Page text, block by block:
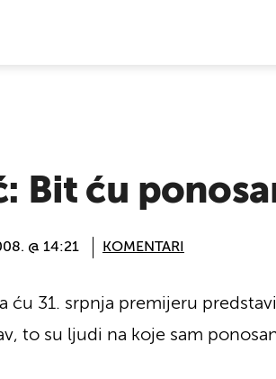
Bit ću
@ 14:21 KOMENTARI
ću 31. srpnja premijeru
to su ljudi na koje sam